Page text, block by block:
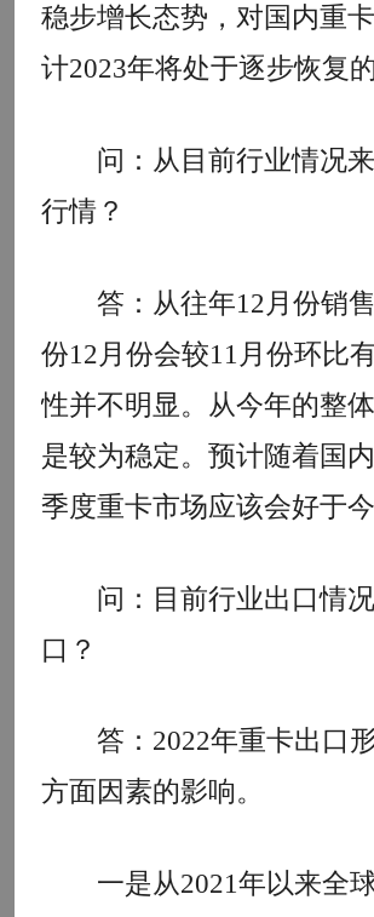
稳步增长态势，对国内重
计2023年将处于逐步恢复的
问：从目前行业情况
行情？
答：从往年12月份销
份12月份会较11月份环比
性并不明显。从今年的整
是较为稳定。预计随着国
季度重卡市场应该会好于
问：目前行业出口情
口？
答：2022年重卡出口
方面因素的影响。
一是从2021年以来全